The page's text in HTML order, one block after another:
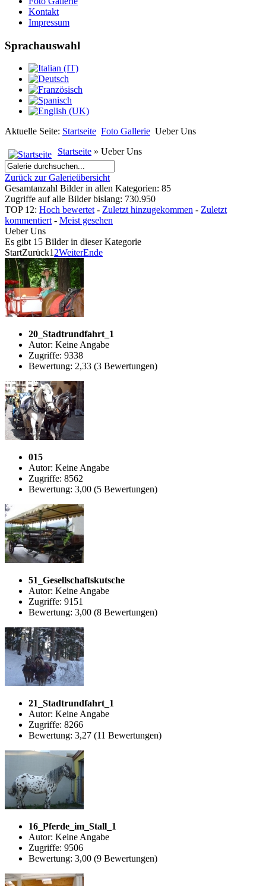
Kontakt
Impressum
Sprachauswahl
Aktuelle Seite: Startseite Foto Gallerie Ueber Uns
Startseite » Ueber Uns
Zurück zur Galerieübersicht
Gesamtanzahl Bilder in allen Kategorien: 85
Zugriffe auf alle Bilder bislang: 730.950
TOP 12: Hoch bewertet - Zuletzt hinzugekommen - Zuletzt
kommentiert - Meist gesehen
Ueber Uns
Es gibt 15 Bilder in dieser Kategorie
StartZurück1 2WeiterEnde
20_Stadtrundfahrt_1
Autor: Keine Angabe
Zugriffe: 9338
Bewertung: 2,33 (3 Bewertungen)
015
Autor: Keine Angabe
Zugriffe: 8562
Bewertung: 3,00 (5 Bewertungen)
51_Gesellschaftskutsche
Autor: Keine Angabe
Zugriffe: 9151
Bewertung: 3,00 (8 Bewertungen)
21_Stadtrundfahrt_1
Autor: Keine Angabe
Zugriffe: 8266
Bewertung: 3,27 (11 Bewertungen)
16_Pferde_im_Stall_1
Autor: Keine Angabe
Zugriffe: 9506
Bewertung: 3,00 (9 Bewertungen)